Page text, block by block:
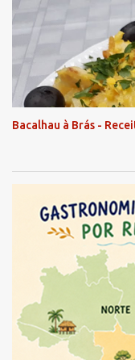
Bacalhau à Brás -